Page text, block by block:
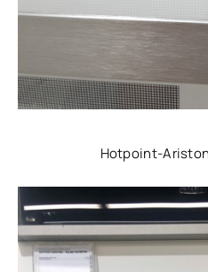
Hotpoint-